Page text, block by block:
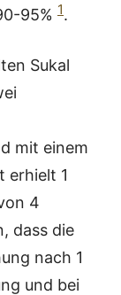
95% 1.
Sukal
mit einem
erhielt 1
4
dass die
nach 1
und bei